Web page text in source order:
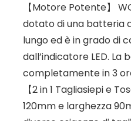
【Motore Potente】
dotato di una batteria
lungo ed è in grado di
dall’indicatore LED.
completamente in 3
【2 in 1 Tagliasiepi e
120mm e larghezza